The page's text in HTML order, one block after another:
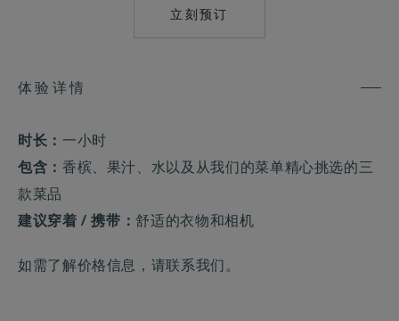
立刻预订
MAILTO:
体验详情
时长： 一小时
包含： 香槟、果汁、水以及从我们的菜单精心挑选的三
款菜品
建议穿着 / 携带：舒适的衣物和相机
如需了解价格信息，请联系我们。